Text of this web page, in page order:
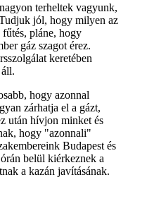
terheltek vagyunk,
jól, hogy milyen az
pláne, hogy
gáz szagot érez.
keretében
hogy azonnal
zárhatja el a gázt,
után hívjon minket és
hogy "azonnali"
Budapest és
belül kiérkeznek a
a kazán javításának.